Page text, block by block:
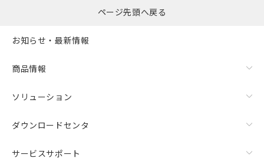
ページ先頭へ戻る
お知らせ・最新情報
商品情報
ソリューション
ダウンロードセンタ
サービスサポート